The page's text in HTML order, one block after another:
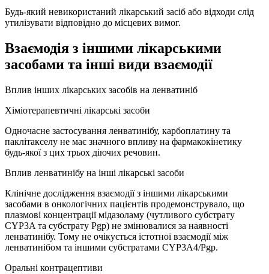
Будь-який невикористаний лікарський засіб або відходи слід
утилізувати відповідно до місцевих вимог.
Взаємодія з іншими лікарськими
засобами та інші види взаємодії
Вплив інших лікарських засобів на ленватиніб
Хіміотерапевтичні лікарські засоби
Одночасне застосування ленватинібу, карбоплатину та
паклітакселу не має значного впливу на фармакокінетику
будь-якої з цих трьох діючих речовин.
Вплив ленватинібу на інші лікарські засоби
Клінічне дослідження взаємодії з іншими лікарськими
засобами в онкологічних пацієнтів продемонструвало, що
плазмові концентрації мідазоламу (чутливого субстрату
CYP3A та субстрату Pgp) не змінювалися за наявності
ленватинібу. Тому не очікується істотної взаємодії між
ленватинібом та іншими субстратами CYP3A4/Pgp.
Оральні контрацептиви